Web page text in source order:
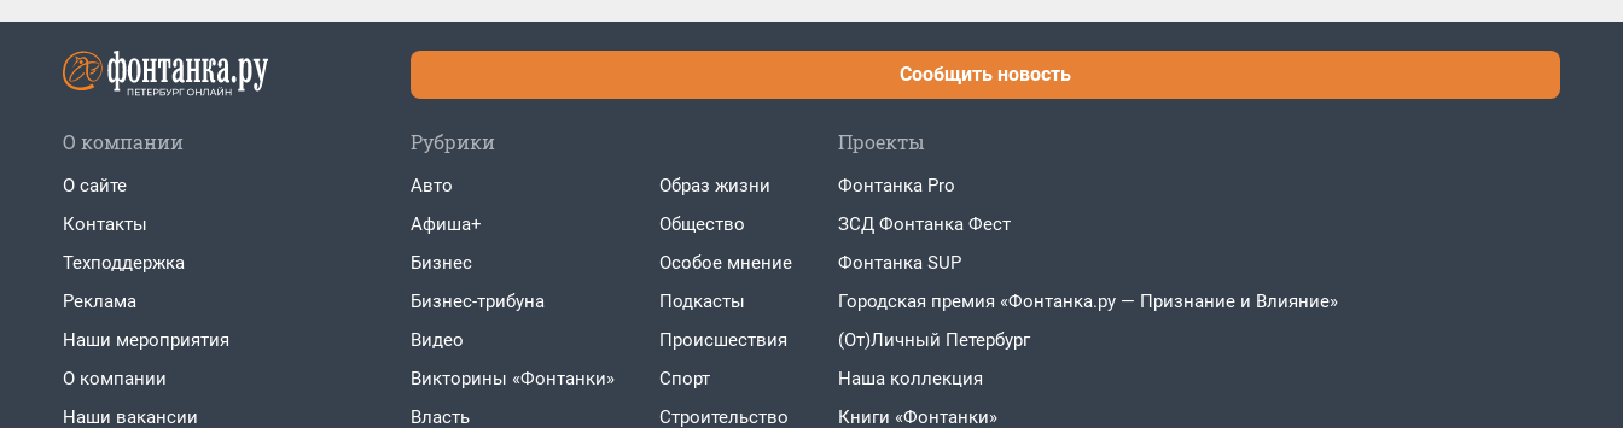
Сообщить новость
О компании
О сайте
Контакты
Техподдержка
Реклама
Наши мероприятия
О компании
Наши вакансии
Рубрики
Авто
Афиша+
Бизнес
Бизнес-трибуна
Видео
Викторины «Фонтанки»
Власть
Образ жизни
Общество
Особое мнение
Подкасты
Проиcшествия
Спорт
Строительство
Проекты
Фонтанка Pro
ЗСД Фонтанка Фест
Фонтанка SUP
Городская премия «Фонтанка.ру — Признание и Влияние»
(От)Личный Петербург
Наша коллекция
Книги «Фонтанки»